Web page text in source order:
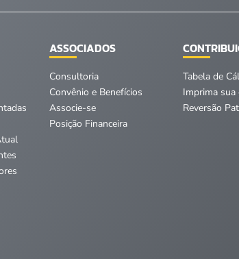
ASSOCIADOS
Consultoria
Convênio e Benefícios
Associe-se
Posição Financeira
Tabela de
Imprima sua
Reversão